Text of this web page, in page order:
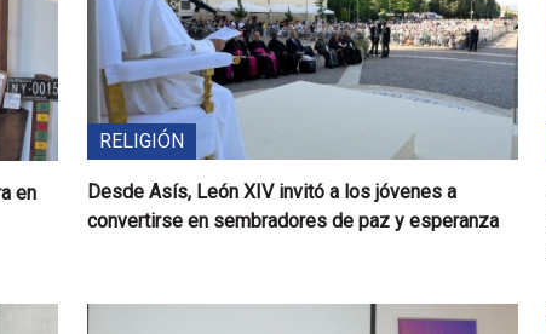
en
RELIGIÓN
Desde Asís, León XIV invitó a los jóvenes a
convertirse en sembradores de paz y esperanza